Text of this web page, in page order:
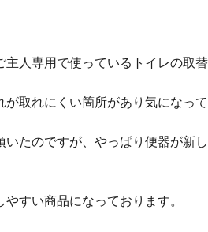
人専用で使っているトイレの取
取れにくい箇所があり気になって
たのですが、やっぱり便器が新
すい商品になっております。